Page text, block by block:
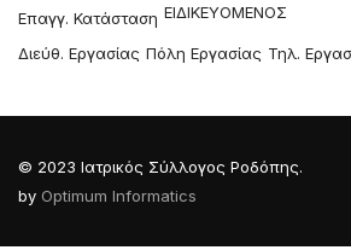
Επαγγ. Κατάσταση ΕΙΔΙΚΕΥΟΜΕΝΟΣ
Διεύθ. Εργασίας Πόλη Εργασίας Τηλ.
© 2023 Ιατρικός Σύλλογος Ροδόπης.
by Optimum Informatics